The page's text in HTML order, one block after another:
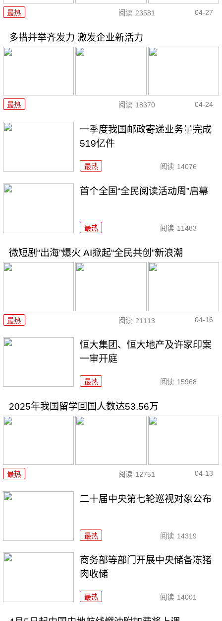
最热 阅读 23581 04-27
多措并举齐发力 激发企业新活力
最热 阅读 18370 04-24
一季度我国邮政寄递业务量完成
519亿件
最热 阅读 14076
首个全国“全民阅读活动周”启幕
最热 阅读 11483
微短剧“出海”爆火 AI掀起“全民共创”新浪潮
最热 阅读 21113 04-16
恒大集团、恒大地产及许家印案
一审开庭
最热 阅读 15968
2025年我国留学回国人数达53.56万
最热 阅读 12751 04-13
二十届中央第七轮巡视对象公布
最热 阅读 14319
商务部等部门开展中央储备冻猪
肉收储
最热 阅读 14001